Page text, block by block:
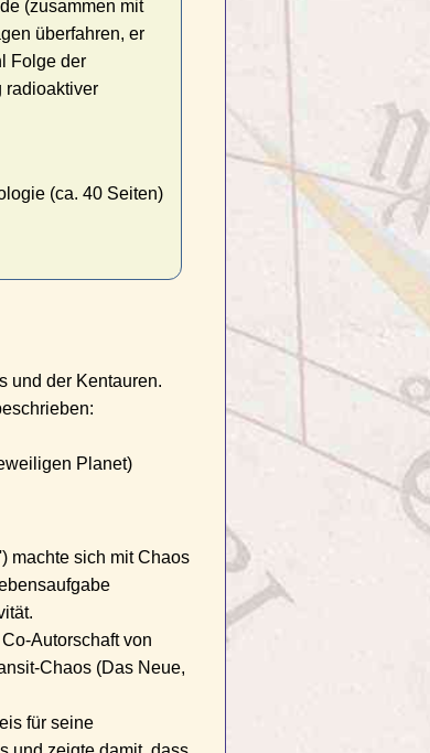
(zusammen mit
überfahren, er
Folge der
radioaktiver
(ca. 40 Seiten)
und der Kentauren.
Planet)
machte sich mit Chaos
Autorschaft von
Chaos (Das Neue,
für seine